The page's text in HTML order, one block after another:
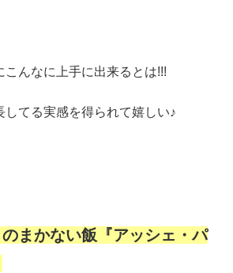
こんなに上手に出来るとは!!!
してる実感を得られて嬉しい♪
まかない飯『アッシェ・パ